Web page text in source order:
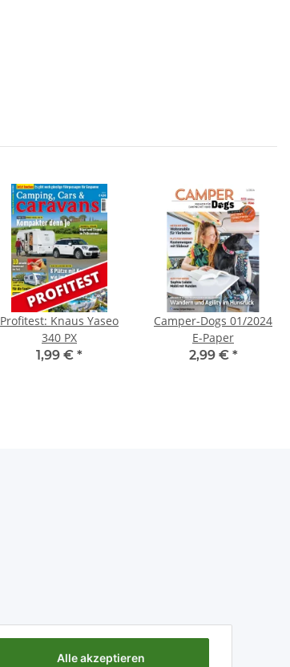
Profitest: Knaus Yaseo
340 PX
1,99 € *
Camper-Dogs 01/2024
E-Paper
2,99 € *
Alle akzeptieren